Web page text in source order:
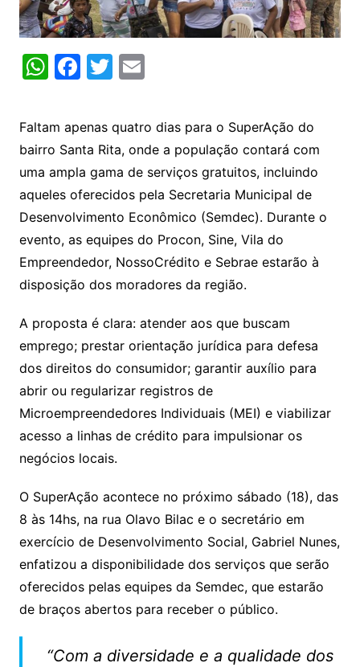
W
at
s
A
p
p
F
c
e
b
o
o
k
T
itt
er
E
ai
l
Faltam apenas quatro dias para o SuperAção do
bairro Santa Rita, onde a população contará com
uma ampla gama de serviços gratuitos, incluindo
aqueles oferecidos pela Secretaria Municipal de
Desenvolvimento Econômico (Semdec). Durante o
evento, as equipes do Procon, Sine, Vila do
Empreendedor, NossoCrédito e Sebrae estarão à
disposição dos moradores da região.
A proposta é clara: atender aos que buscam
emprego; prestar orientação jurídica para defesa
dos direitos do consumidor; garantir auxílio para
abrir ou regularizar registros de
Microempreendedores Individuais (MEI) e viabilizar
acesso a linhas de crédito para impulsionar os
negócios locais.
O SuperAção acontece no próximo sábado (18), das
8 às 14hs, na rua Olavo Bilac e o secretário em
exercício de Desenvolvimento Social, Gabriel Nunes,
enfatizou a disponibilidade dos serviços que serão
oferecidos pelas equipes da Semdec, que estarão
de braços abertos para receber o público.
“Com a diversidade e a qualidade dos